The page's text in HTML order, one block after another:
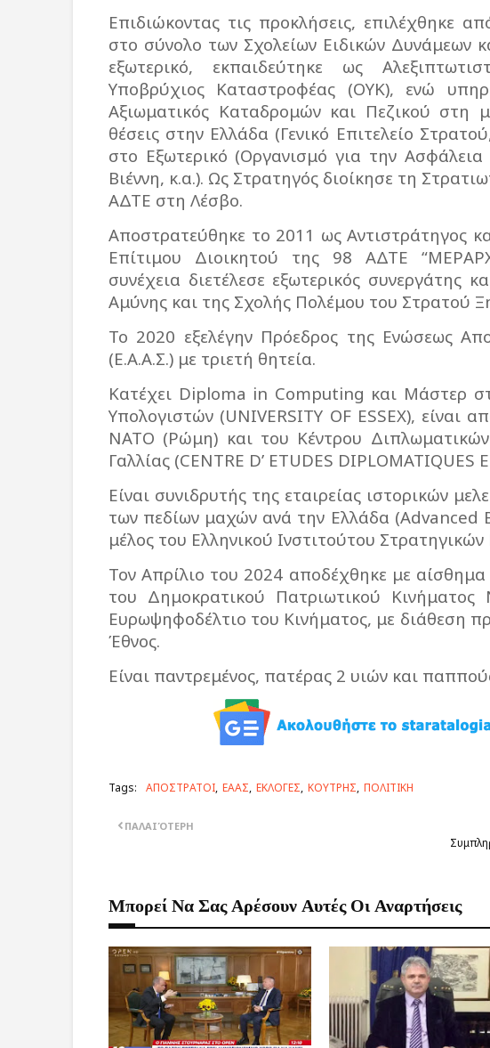
Επιδιώκοντας τις προκλήσεις, επιλέχθηκε
στο σύνολο των Σχολείων Ειδικών Δυνάμεων
εξωτερικό, εκπαιδεύτηκε ως
Υποβρύχιος Καταστροφέας (ΟΥΚ), ενώ
Αξιωματικός Καταδρομών και Πεζικού στη
θέσεις στην Ελλάδα (Γενικό Επιτελείο
στο Εξωτερικό (Οργανισμό για την
Βιέννη, κ.α.). Ως Στρατηγός διοίκησε τη
ΑΔΤΕ στη Λέσβο.
Αποστρατεύθηκε το 2011 ως Αντιστράτηγος
Επίτιμου Διοικητού της 98 ΑΔΤΕ
συνέχεια διετέλεσε εξωτερικός συνεργάτης
Αμύνης και της Σχολής Πολέμου του Στρατού
Το 2020 εξελέγην Πρόεδρος της Ενώσεως
(Ε.Α.Α.Σ.) με τριετή θητεία.
Κατέχει Diploma in Computing και Μάστερ
Υπολογιστών (UNIVERSITY OF ESSEX), είναι
ΝΑΤΟ (Ρώμη) και του Κέντρου
Γαλλίας (CENTRE D’ ΕTUDES DIPLOMATIQUES
Είναι συνιδρυτής της εταιρείας ιστορικών
των πεδίων μαχών ανά την Ελλάδα (Advanced
μέλος του Ελληνικού Ινστιτούτου
Τον Απρίλιο του 2024 αποδέχθηκε με
του Δημοκρατικού Πατριωτικού
Ευρωψηφοδέλτιο του Κινήματος, με διάθεση
Έθνος.
Είναι παντρεμένος, πατέρας 2 υιών και
Tags: ΑΠΟΣΤΡΑΤΟΙ ΕΑΑΣ ΕΚΛΟΓΕΣ ΚΟΥΤΡΗΣ ΠΟΛΙΤΙΚΗ
ΠΑΛΑΙΌΤΕΡΗ
Μπορεί Να Σας Αρέσουν Αυτές Οι Αναρτήσεις